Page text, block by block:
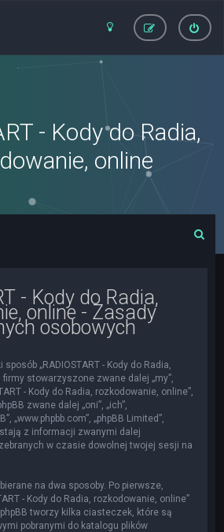
- Kody do Radia,
online
- Kody do Radia,
online - Zasady
osobowych
„RADIOSTART - Kody do Radia,
stowarzyszone zwane dalej „my”,
- Kody do Radia, rozkodowanie, online”,
zwane dalej „oni”, „ich”,
„www.phpbb.com”, „phpBB Limited”,
z informacji zwanymi dalej
w czasie dowolnej twojej sesji na
na dwa sposoby. Po pierwsze,
- Kody do Radia, rozkodowanie, online”
tworzy kilka ciasteczek, które są
pobranymi do katalogu plików